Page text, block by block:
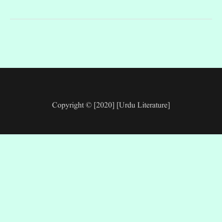
Copyright © [2020] [Urdu Literature]